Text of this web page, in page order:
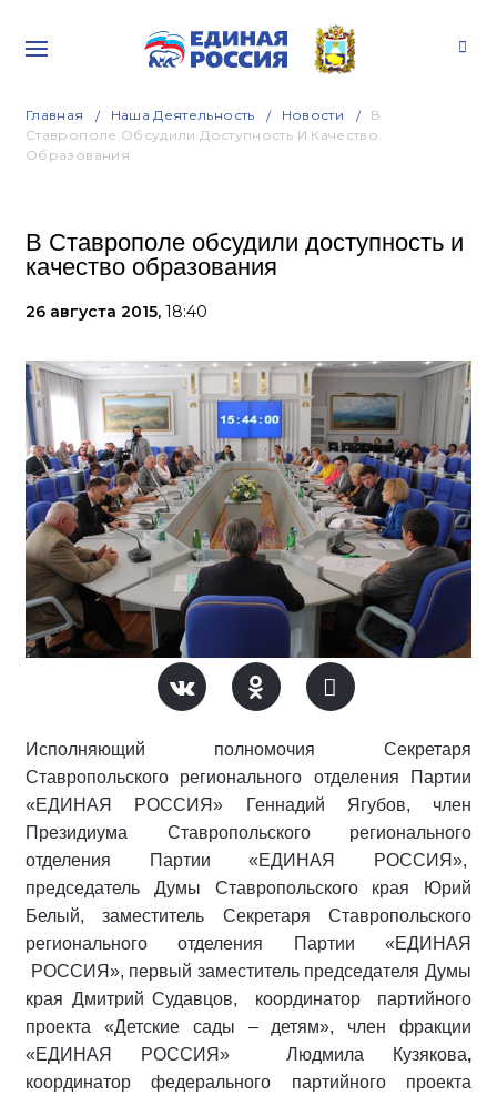
Главная Наша Деятельность Новости
В
Ставрополе Обсудили Доступность И Качество
Образования
В Ставрополе обсудили доступность и
качество образования
26 августа 2015, 18:40
Исполняющий полномочия Секретаря
Ставропольского регионального отделения Партии
«ЕДИНАЯ РОССИЯ» Геннадий Ягубов, член
Президиума Ставропольского регионального
отделения Партии «ЕДИНАЯ РОССИЯ»,
председатель Думы Ставропольского края Юрий
Белый, заместитель Секретаря Ставропольского
регионального отделения Партии «ЕДИНАЯ
РОССИЯ», первый заместитель председателя Думы
края Дмитрий Судавцов, координатор партийного
проекта «Детские сады – детям», член фракции
«ЕДИНАЯ РОССИЯ» Людмила Кузякова,
координатор федерального партийного проекта